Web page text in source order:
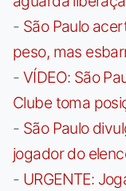
- São Paulo
peso, mas
- VÍDEO: São
Clube toma
- São Paulo
jogador do
- URGENTE: